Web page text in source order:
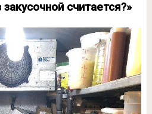
считается?»